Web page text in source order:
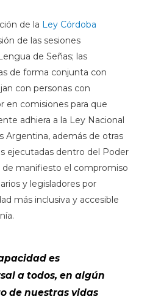
de la Ley Córdoba
de las sesiones
de Señas; las
de forma conjunta con
con personas con
en comisiones para que
adhiera a la Ley Nacional
Argentina, además de otras
ejecutadas dentro del Poder
de manifiesto el compromiso
y legisladores por
más inclusiva y accesible
es
a todos, en algún
de nuestras vidas